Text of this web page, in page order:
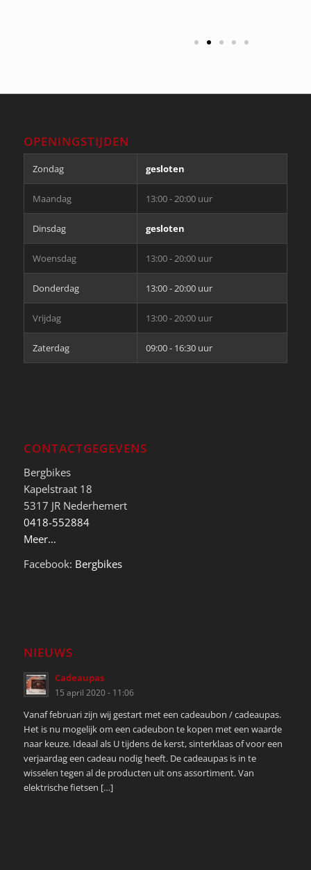
OPENINGSTIJDEN
Zondag gesloten
Maandag 13:00 - 20:00 uur
Dinsdag gesloten
Woensdag 13:00 - 20:00 uur
Donderdag 13:00 - 20:00 uur
Vrijdag 13:00 - 20:00 uur
Zaterdag 09:00 - 16:30 uur
CONTACTGEGEVENS
Bergbikes
Kapelstraat 18
5317 JR Nederhemert
0418-552884
Meer…
Facebook: Bergbikes
NIEUWS
Cadeaupas
15 april 2020 - 11:06
Vanaf februari zijn wij gestart met een cadeaubon / cadeaupas.
Het is nu mogelijk om een cadeubon te kopen met een waarde
naar keuze. Ideaal als U tijdens de kerst, sinterklaas of voor een
verjaardag een cadeau nodig heeft. De cadeaupas is in te
wisselen tegen al de producten uit ons assortiment. Van
elektrische fietsen […]